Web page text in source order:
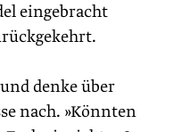
eingebracht
denke über
nach. »Könnten